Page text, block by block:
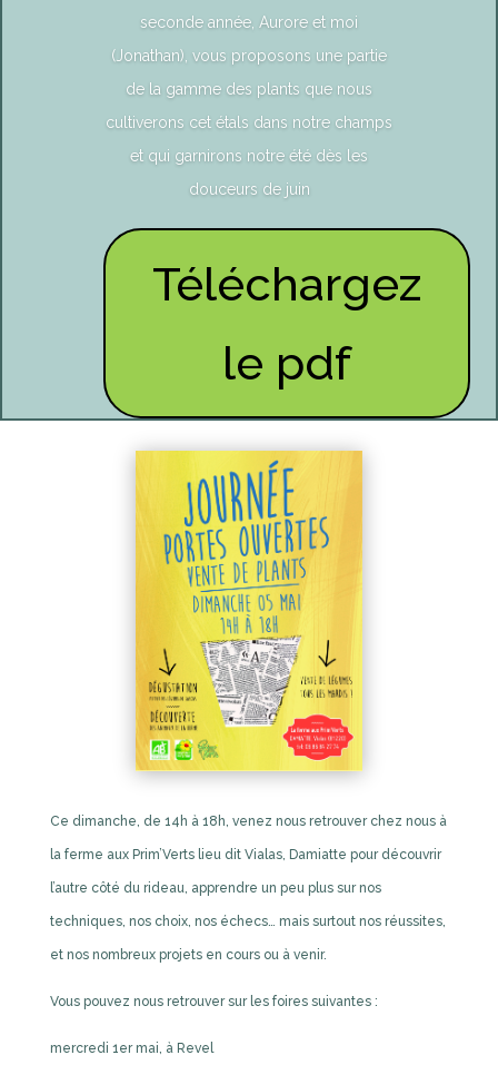
seconde année, Aurore et moi
(Jonathan), vous proposons une partie
de la gamme des plants que nous
cultiverons cet étals dans notre champs
et qui garnirons notre été dès les
douceurs de juin
Téléchargez
le pdf
Ce dimanche, de 14h à 18h, venez nous retrouver chez nous à
la ferme aux Prim’Verts lieu dit Vialas, Damiatte pour découvrir
l’autre côté du rideau, apprendre un peu plus sur nos
techniques, nos choix, nos échecs… mais surtout nos réussites,
et nos nombreux projets en cours ou à venir.
Vous pouvez nous retrouver sur les foires suivantes :
mercredi 1er mai, à Revel